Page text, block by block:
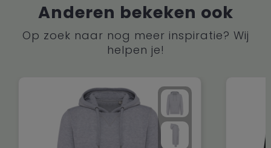
Anderen bekeken ook
Op zoek naar nog meer inspiratie? Wij
helpen je!